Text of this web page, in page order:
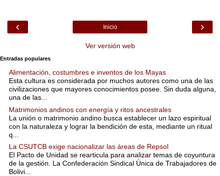
‹ ›
Inicio
Ver versión web
Entradas populares
Alimentación, costumbres e inventos de los Mayas
Esta cultura es considerada por muchos autores como una de las
civilizaciones que mayores conocimientos posee. Sin duda alguna,
una de las...
Matrimonios andinos con energía y ritos ancestrales
La unión o matrimonio andino busca establecer un lazo espiritual
con la naturaleza y lograr la bendición de esta, mediante un ritual
q...
La CSUTCB exige nacionalizar las áreas de Repsol
El Pacto de Unidad se rearticula para analizar temas de coyuntura
de la gestión. La Confederación Sindical Única de Trabajadores de
Bolivi...